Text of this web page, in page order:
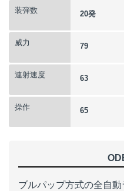
装弾数 20発
威力 79
連射速度 63
操作 65
ブルパップ方式の全自